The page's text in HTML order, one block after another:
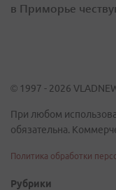
в Приморье
© 1997 - 2026
При любом
обязательна.
Политика обработки
Рубрики